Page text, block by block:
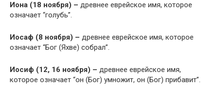
Иона (18 ноября) – древнее еврейское имя, которое
означает “голубь”.
Иосаф (8 ноября) – древнее еврейское имя, которое
означает “Бог (Яхве) собрал”.
Иосиф (12, 16 ноября) – древнее еврейское имя,
которое означает “он (Бог) умножит, он (Бог) прибавит”.